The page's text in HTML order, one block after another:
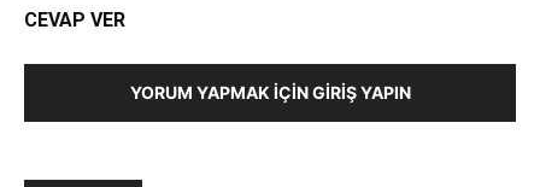
CEVAP VER
YORUM YAPMAK İÇIN GIRIŞ YAPIN